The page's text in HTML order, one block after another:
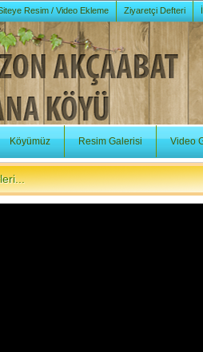
Resim / Video Ekleme Ziyaretçi Defteri
Köyümüz Resim Galerisi Video